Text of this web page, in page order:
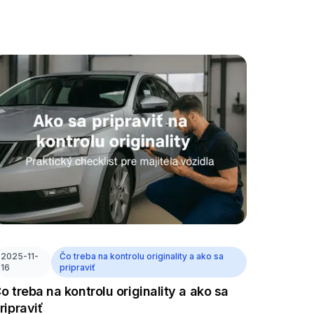
2025-11-
16
Čo treba na kontrolu originality a ako sa
pripraviť
treba na kontrolu originality a ako sa